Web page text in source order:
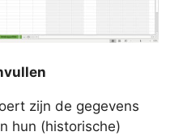
zijn de gegevens
hun (historische)